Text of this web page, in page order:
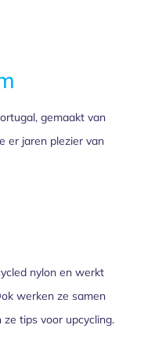
gemaakt van
er jaren plezier van
nylon en werkt
werken ze samen
tips voor upcycling.